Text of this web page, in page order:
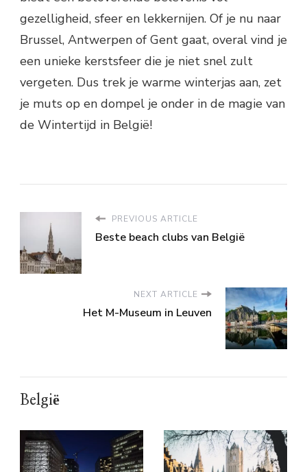
gezelligheid, sfeer en lekkernijen. Of je nu naar
Brussel, Antwerpen of Gent gaat, overal vind je
een unieke kerstsfeer die je niet snel zult
vergeten. Dus trek je warme winterjas aan, zet
je muts op en dompel je onder in de magie van
de Wintertijd in België!
PREVIOUS ARTICLE
Beste beach clubs van België
NEXT ARTICLE
Het M-Museum in Leuven
België